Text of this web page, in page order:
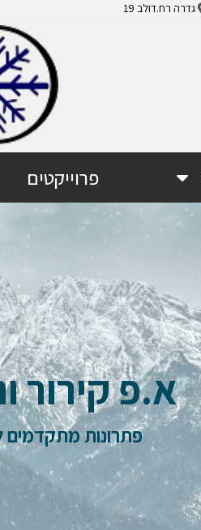
גדרה רח.דולב 19
פרוייקטים
א.פ קירור
פתרונות מתקדמים